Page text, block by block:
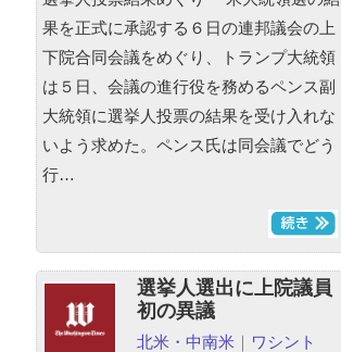
果を正式に承認する６日の連邦議会の上
下院合同会議をめぐり、トランプ大統領
は５日、会議の進行役を務めるペンス副
大統領に選挙人投票の結果を受け入れな
いよう求めた。ペンス氏は同会議でどう
行…
選挙人選出に上院議員
初の異議
北米・中南米 ｜ ワシント